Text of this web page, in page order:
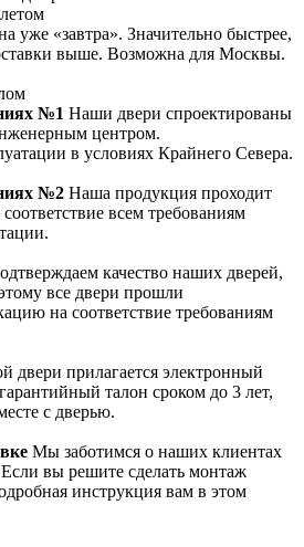
уже «завтра». Значительно быстрее,
выше. Возможна для Москвы.
№1 Наши двери спроектированы
центром.
в условиях Крайнего Севера.
№2 Наша продукция проходит
всем требованиям
качество наших дверей,
все двери прошли
на соответствие требованиям
двери прилагается электронный
талон сроком до 3 лет,
с дверью.
Мы заботимся о наших клиентах
вы решите сделать монтаж
инструкция вам в этом